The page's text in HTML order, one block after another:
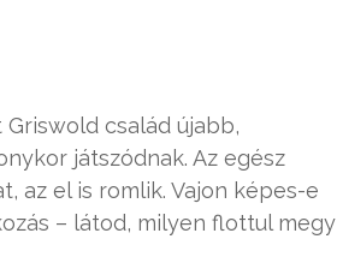
család újabb,
játszódnak. Az egész
az el is romlik. Vajon képes-e
– látod, milyen flottul megy